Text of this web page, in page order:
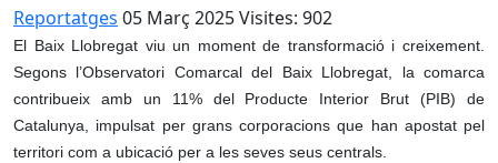
Reportatges 05 Març 2025Visites: 902
El Baix Llobregat viu un moment de transformació i creixement.
Segons l’Observatori Comarcal del Baix Llobregat, la comarca
contribueix amb un 11% del Producte Interior Brut (PIB) de
Catalunya, impulsat per grans corporacions que han apostat pel
territori com a ubicació per a les seves seus centrals.